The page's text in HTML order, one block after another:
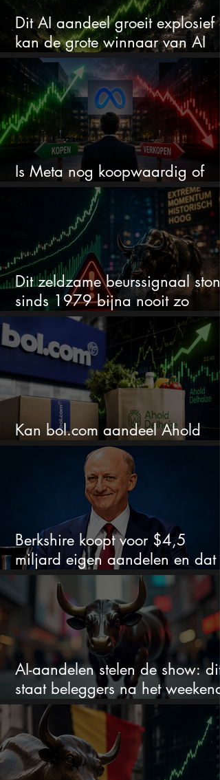
Dit AI aandeel groeit explosief
kan de grote winnaar van AI
worden
Is Meta nog koopwaardig of
wordt het tijd om te verkopen?
Dit zeldzame beurssignaal stond
sinds 1979 bijna nooit zo
extreem
Kan bol.com aandeel Ahold
nieuw leven inblazen?
Berkshire koopt voor $4,5
miljard eigen aandelen en dat
zegt veel over de waardering
AI-aandelen stelen de show: dit
staat beleggers na het weekend
te wachten